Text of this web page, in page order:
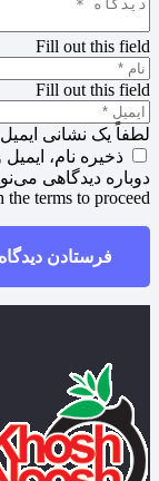
Fill out this field
Fill out this field
لطفاً یک نشانی
ذخیره نام،
دوباره دیدگاهی
the terms to proceed
فرستادن دیدگاه